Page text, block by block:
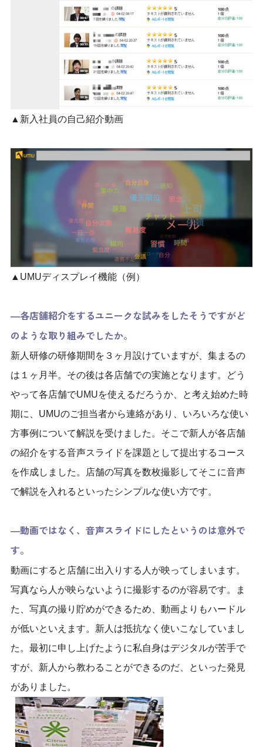
▲新入社員の自己紹介動画
▲UMUディスプレイ機能（例）
―各店舗紹介をするユニークな試みをしたそうですがど
のような取り組みでしたか。
新人研修の研修期間を３ヶ月設けてい ますが、 集まるの
は１ヶ月半。その後は各店舗での実施となります。どう
やって各店舗でUMUを使えるだろうか、と考え始めた時
期に、UMUのご担当者から連絡があり、いろいろな使い
方事例について解説を受けました。そこで新人が各店舗
の紹介をする音声スライドを課題として提出するコース
を作成しました。店舗の写真を数枚撮影してそこに音声
で解説を入れるといったシンプルな使い方です。
―動画ではなく、音声スライドにしたというのは意外で
す。
動画にすると店舗に出入りする人が映ってしまいます。
写真なら人が映らないように撮影するのが容易です。ま
た、 写真の撮り貯めができるため、動画よりもハードル
が低いといえます。 新人は抵抗なく使いこなしていまし
た。最初に申し上げたように私自身はデジタルが苦手で
すが、新人から教わることができるのだ、といった発見
がありました。